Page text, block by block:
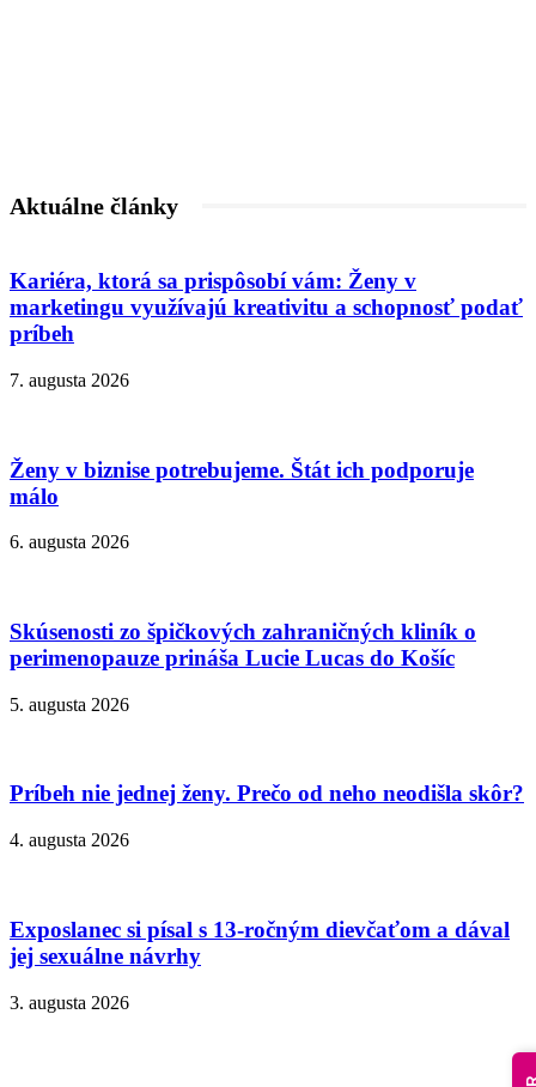
Aktuálne články
Kariéra, ktorá sa prispôsobí vám: Ženy v
marketingu využívajú kreativitu a schopnosť podať
príbeh
7. augusta 2026
Ženy v biznise potrebujeme. Štát ich podporuje
málo
6. augusta 2026
Skúsenosti zo špičkových zahraničných kliník o
perimenopauze prináša Lucie Lucas do Košíc
5. augusta 2026
Príbeh nie jednej ženy. Prečo od neho neodišla skôr?
4. augusta 2026
Exposlanec si písal s 13-ročným dievčaťom a dával
jej sexuálne návrhy
3. augusta 2026